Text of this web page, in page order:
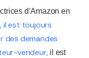
d’Amazon en
il est toujours
des demandes
vendeur,il est